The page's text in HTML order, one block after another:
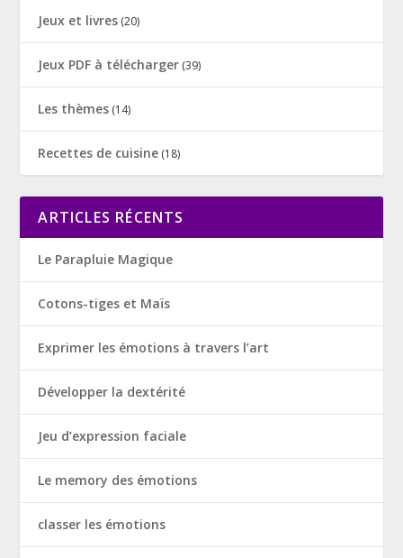
Jeux et livres (20)
Jeux PDF à télécharger (39)
Les thèmes (14)
Recettes de cuisine (18)
ARTICLES RÉCENTS
Le Parapluie Magique
Cotons-tiges et Maïs
Exprimer les émotions à travers l’art
Développer la dextérité
Jeu d’expression faciale
Le memory des émotions
classer les émotions